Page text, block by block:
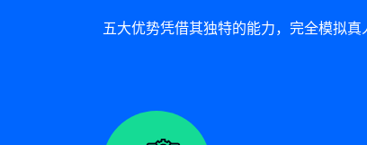
五大优势凭借其独特的能力，完全模拟